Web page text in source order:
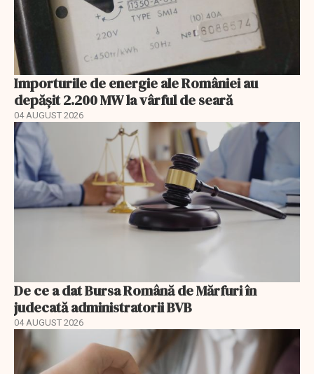
Importurile de energie ale României au
depășit 2.200 MW la vârful de seară
04 AUGUST 2026
De ce a dat Bursa Română de Mărfuri în
judecată administratorii BVB
04 AUGUST 2026